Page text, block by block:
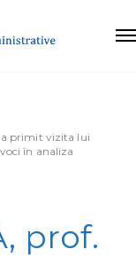
a primit vizita lui
în analiza
prof.